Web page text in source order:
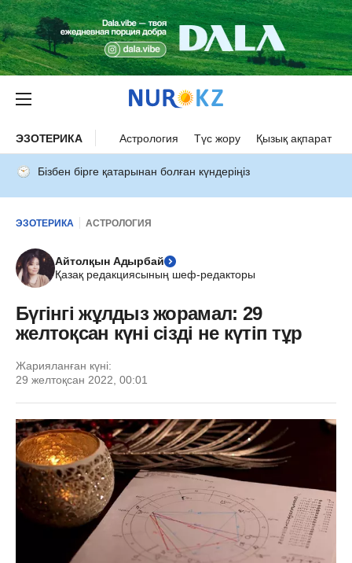
ЭЗОТЕРИКА Астрология Түс жору Қызық ақпарат
Бізбен бірге қатарынан болған күндеріңіз
ЭЗОТЕРИКА АСТРОЛОГИЯ
Айтолқын Адырбай
Қазақ редакциясының шеф-редакторы
Бүгінгі жұлдыз жорамал: 29
желтоқсан күні сізді не күтіп тұр
Жарияланған күні:
29 желтоқсан 2022, 00:01